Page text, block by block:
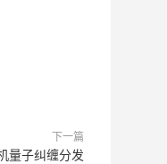
下一篇
量子纠缠分发